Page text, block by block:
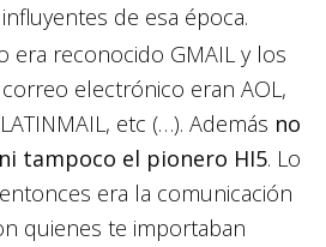
de esa época.
era reconocido GMAIL y los
electrónico eran AOL,
etc (…). Además no
tampoco el pionero HI5. Lo
era la comunicación
quienes te importaban